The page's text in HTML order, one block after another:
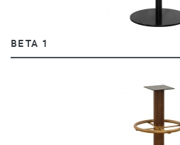
BETA 1